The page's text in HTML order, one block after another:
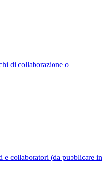
di collaborazione o
e collaboratori (da pubblicare in